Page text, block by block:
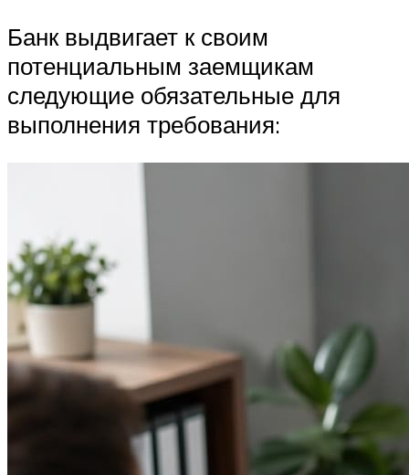
Банк выдвигает к своим
потенциальным заемщикам
следующие обязательные для
выполнения требования: